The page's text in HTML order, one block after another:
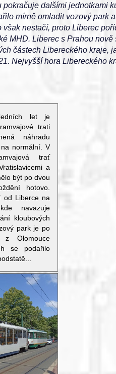
dalšími jednotkami
mírně omladit vozový park
nestačí, proto Liberec
MHD. Liberec s Prahou nově
částech Libereckého kraje,
Nejvyšší hora Libereckého
let je
trati
náhradu
normální. V
trať
a
být po dvou
hotovo.
od Liberce na
navazuje
kloubových
park je po
z Olomouce
se podařilo